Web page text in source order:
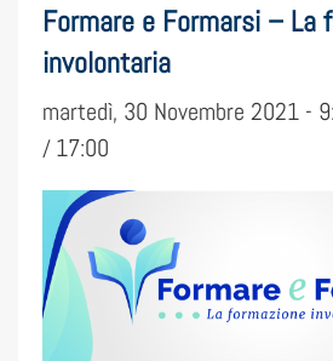
Formare e Formarsi – La
involontaria
martedì, 30 Novembre 2021 -
/ 17:00